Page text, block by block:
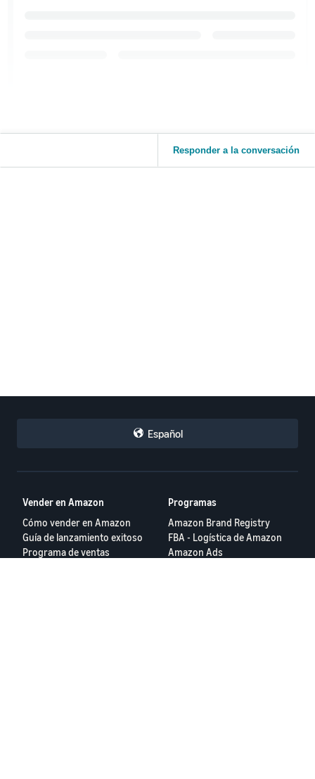
Responder a la conversación
Español
Vender en Amazon
Cómo vender en Amazon
Guía de lanzamiento exitoso
Programa de ventas
Programas
Amazon Brand Registry
FBA - Logística de Amazon
Amazon Ads